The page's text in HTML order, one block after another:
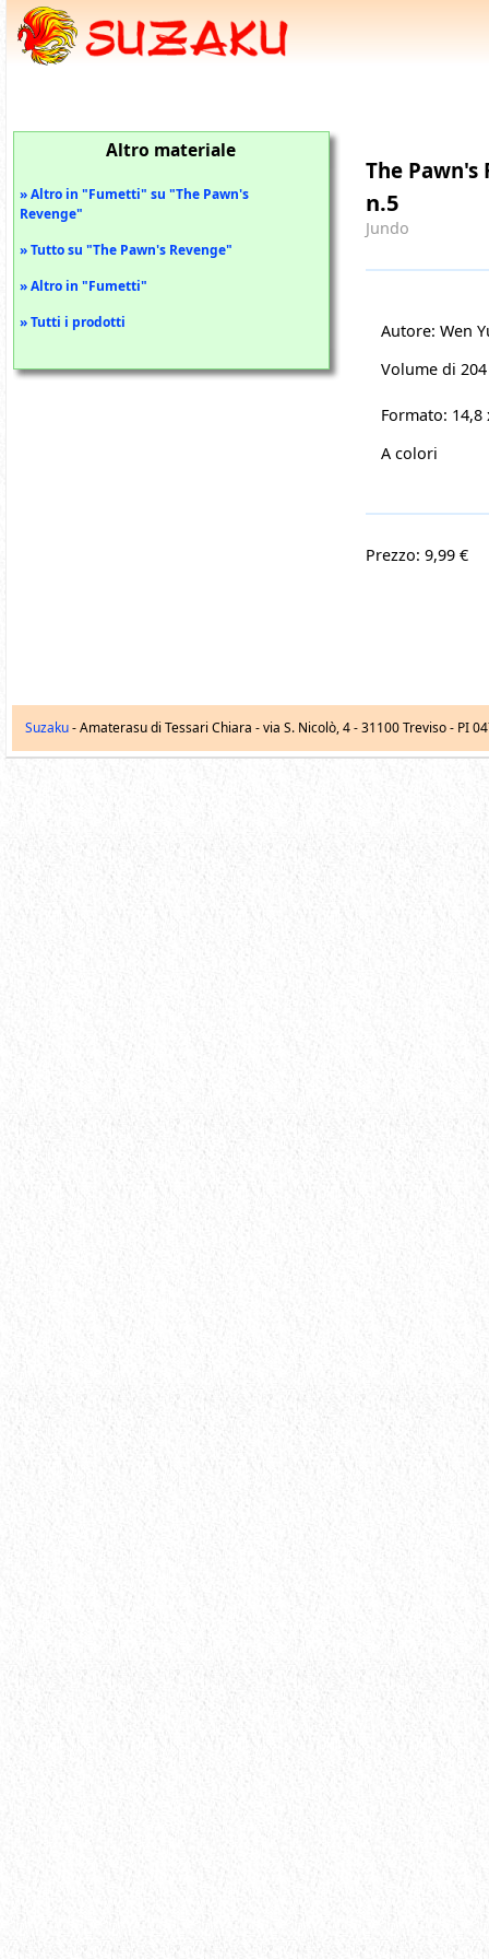
The Pawn's
n.5
Jundo
Autore: Wen
Volume di
Formato: 14,8
A colori
Prezzo: 9,99 €
Altro materiale
» Altro in "Fumetti" su "The Pawn's
Revenge"
» Tutto su "The Pawn's Revenge"
» Altro in "Fumetti"
» Tutti i prodotti
Suzaku- Amaterasu di Tessari Chiara -via S. Nicolò, 4-31100 Treviso - PI